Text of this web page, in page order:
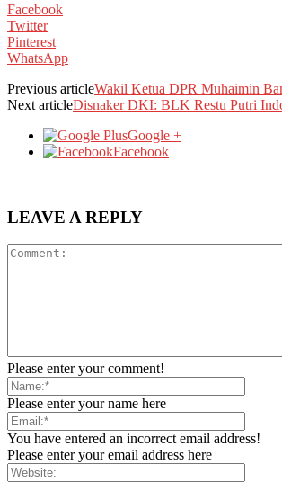
Facebook
Twitter
Pinterest
WhatsApp
Previous articleWakil Ketua DPR Muhaimin
Next articleDisnaker DKI: BLK Restu Putri
Google +
Facebook
LEAVE A REPLY
Please enter your comment!
Please enter your name here
You have entered an incorrect email address!
Please enter your email address here